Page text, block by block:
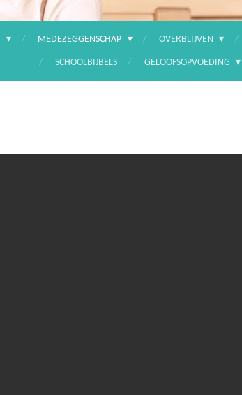
MEDEZEGGENSCHAP OVERBLIJVEN
SCHOOLBIJBELS GELOOFSOPVOEDING